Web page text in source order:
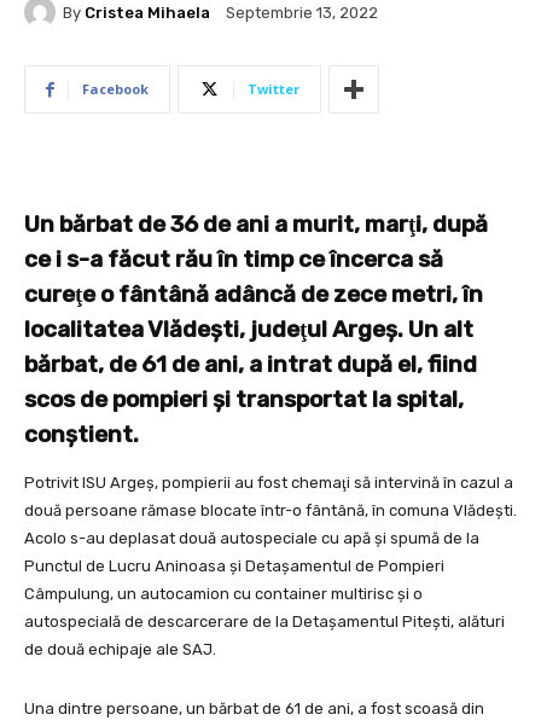
By Cristea Mihaela Septembrie 13, 2022
Facebook Twitter
Un bărbat de 36 de ani a murit, marţi, după
ce i s-a făcut rău în timp ce încerca să
cureţe o fântână adâncă de zece metri, în
localitatea Vlădeşti, judeţul Argeş. Un alt
bărbat, de 61 de ani, a intrat după el, fiind
scos de pompieri şi transportat la spital,
conştient.
Potrivit ISU Argeş, pompierii au fost chemaţi să intervină în cazul a
două persoane rămase blocate într-o fântână, în comuna Vlădeşti.
Acolo s-au deplasat două autospeciale cu apă şi spumă de la
Punctul de Lucru Aninoasa şi Detaşamentul de Pompieri
Câmpulung, un autocamion cu container multirisc şi o
autospecială de descarcerare de la Detaşamentul Piteşti, alături
de două echipaje ale SAJ.
Una dintre persoane, un bărbat de 61 de ani, a fost scoasă din